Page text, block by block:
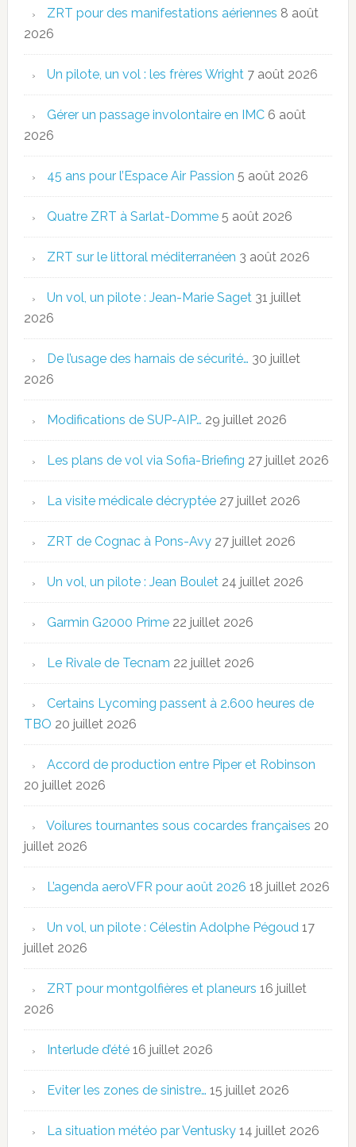
ZRT pour des manifestations aériennes 8 août
2026
Un pilote, un vol : les frères Wright 7 août 2026
Gérer un passage involontaire en IMC 6 août
2026
45 ans pour l’Espace Air Passion 5 août 2026
Quatre ZRT à Sarlat-Domme 5 août 2026
ZRT sur le littoral méditerranéen 3 août 2026
Un vol, un pilote : Jean-Marie Saget 31 juillet
2026
De l’usage des harnais de sécurité… 30 juillet
2026
Modifications de SUP-AIP… 29 juillet 2026
Les plans de vol via Sofia-Briefing 27 juillet 2026
La visite médicale décryptée 27 juillet 2026
ZRT de Cognac à Pons-Avy 27 juillet 2026
Un vol, un pilote : Jean Boulet 24 juillet 2026
Garmin G2000 Prime 22 juillet 2026
Le Rivale de Tecnam 22 juillet 2026
Certains Lycoming passent à 2.600 heures de
TBO 20 juillet 2026
Accord de production entre Piper et Robinson
20 juillet 2026
Voilures tournantes sous cocardes françaises 20
juillet 2026
L’agenda aeroVFR pour août 2026 18 juillet 2026
Un vol, un pilote : Célestin Adolphe Pégoud 17
juillet 2026
ZRT pour montgolfières et planeurs 16 juillet
2026
Interlude d’été 16 juillet 2026
Eviter les zones de sinistre… 15 juillet 2026
La situation météo par Ventusky 14 juillet 2026